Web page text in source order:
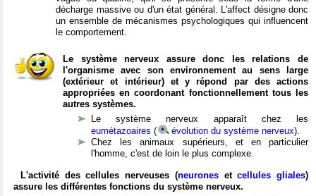
décharge massive ou d'un état général. L'affect désigne donc
un ensemble de mécanismes psychologiques qui influencent
le comportement.
Le système nerveux assure donc les relations de
l'organisme avec son environnement au sens large
(extérieur et intérieur) et y répond par des actions
appropriées en coordonant fonctionnellement tous les
autres systèmes.
Le système nerveux apparaît chez les
eumétazoaires ( évolution du système nerveux).
Chez les animaux supérieurs, et en particulier
l'homme, c'est de loin le plus complexe.
L'activité des cellules nerveuses (neuronesetcellules gliales)
assure les différentes fonctions du système nerveux.